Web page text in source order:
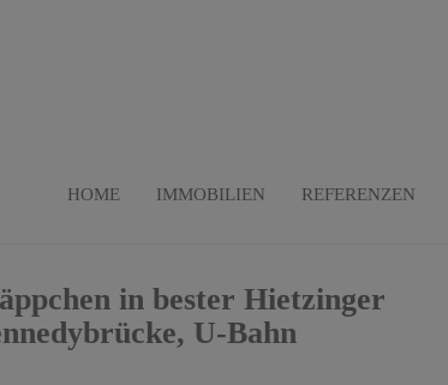
HOME IMMOBILIEN REFERENZEN
in bester Hietzinger
U-Bahn